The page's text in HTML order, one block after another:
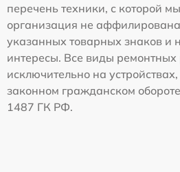
перечень техники, с которой
организация не
указанных товарных знаков и
интересы. Все виды ремонтных
исключительно на
законном гражданском обороте,
1487 ГК РФ.